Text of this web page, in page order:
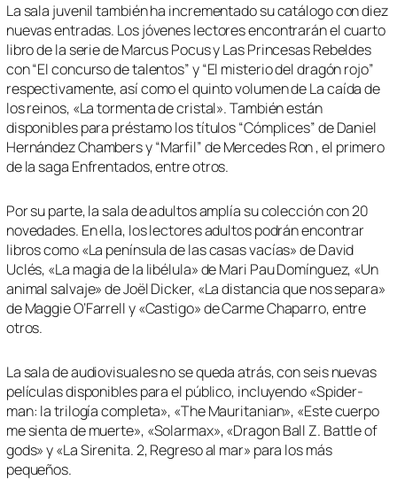
La sala juvenil también ha incrementado su catálogo con diez
nuevas entradas. Los jóvenes lectores encontrarán el cuarto
libro de la serie de Marcus Pocus y Las Princesas Rebeldes
con “El concurso de talentos” y “El misterio del dragón rojo”
respectivamente, así como el quinto volumen de La caída de
los reinos, «La tormenta de cristal». También están
disponibles para préstamo los títulos “Cómplices” de Daniel
Hernández Chambers y “Marfil” de Mercedes Ron , el primero
de la saga Enfrentados, entre otros.
Por su parte, la sala de adultos amplía su colección con 20
novedades. En ella, los lectores adultos podrán encontrar
libros como «La península de las casas vacías» de David
Uclés, «La magia de la libélula» de Mari Pau Domínguez, «Un
animal salvaje» de Joël Dicker, «La distancia que nos separa»
de Maggie O’Farrell y «Castigo» de Carme Chaparro, entre
otros.
La sala de audiovisuales no se queda atrás, con seis nuevas
películas disponibles para el público, incluyendo «Spider-
man: la trilogía completa», «The Mauritanian», «Este cuerpo
me sienta de muerte», «Solarmax», «Dragon Ball Z. Battle of
gods» y «La Sirenita. 2, Regreso al mar» para los más
pequeños.